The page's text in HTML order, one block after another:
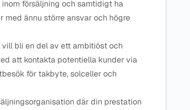
försäljning och samtidigt ha
ännu större ansvar och högre
bli en del av ett ambitiöst och
att kontakta potentiella kunder via
för takbyte, solceller och
där din prestation